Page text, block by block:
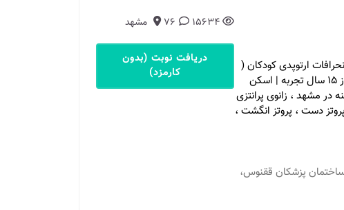
ارتوپدی کودکان (
اطفال ) | پای پرانتزی | پای ضربدری | بیش از 15 سال تجربه | اسکن
در مشهد ، زانوی پرانتزی
دست ، پروتز انگشت ،
مشهد - احمد آباد، عارف 8، ساختمان پزشکان ققنوس،
15634
76 مشهد
دریافت نوبت (بدون
کارمزد)